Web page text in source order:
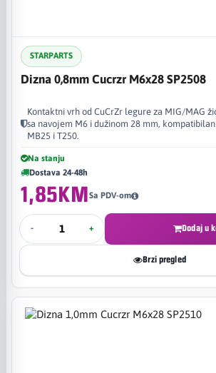
STARPARTS
Dizna 0,8mm Cucrzr M6x28 SP2508
Kontaktni vrh od CuCrZr legure za MIG/MAG
sa navojem M6 i dužinom 28 mm,
MB25 i T250.
Na stanju
Dostava 24-48h
1,85KMSa PDV-om
- + Dodaj u
Brzi pregled